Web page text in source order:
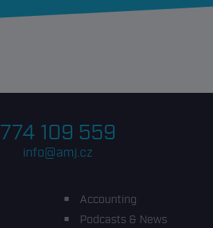
774 109 559
info@amj.cz
Accounting
Podcasts & News